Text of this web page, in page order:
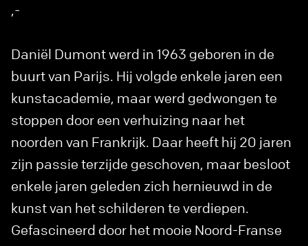
,-
Daniël Dumont werd in 1963 geboren in de
buurt van Parijs. Hij volgde enkele jaren een
kunstacademie, maar werd gedwongen te
stoppen door een verhuizing naar het
noorden van Frankrijk. Daar heeft hij 20 jaren
zijn passie terzijde geschoven, maar besloot
enkele jaren geleden zich hernieuwd in de
kunst van het schilderen te verdiepen.
Gefascineerd door het mooie Noord-Franse